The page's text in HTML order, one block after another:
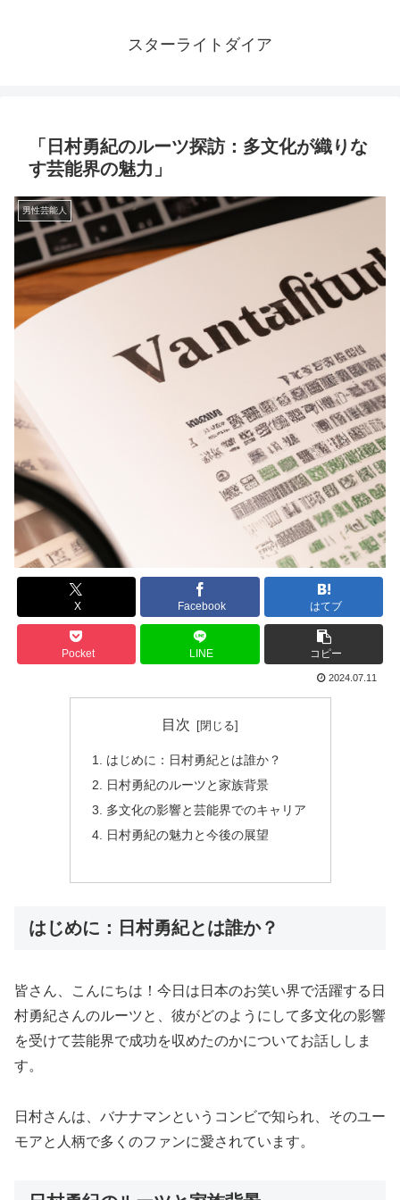
スターライトダイア
「日村勇紀のルーツ探訪：多文化が織りな
す芸能界の魅力」
男性芸能人
X Facebook はてブ
Pocket LINE コピー
2024.07.11
目次
はじめに：日村勇紀とは誰か？
日村勇紀のルーツと家族背景
多文化の影響と芸能界でのキャリア
日村勇紀の魅力と今後の展望
はじめに：日村勇紀とは誰か？
皆さん、こんにちは！今日は日本のお笑い界で活躍する日
村勇紀さんのルーツと、彼がどのようにして多文化の影響
を受けて芸能界で成功を収めたのかについてお話ししま
す。
日村さんは、バナナマンというコンビで知られ、そのユー
モアと人柄で多くのファンに愛されています。